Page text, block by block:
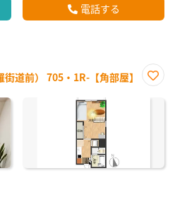
電話する
道前） 705・1R-【角部屋】
に入